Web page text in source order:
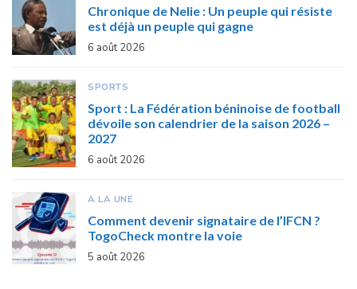
Chronique de Nelie : Un peuple qui résiste
est déjà un peuple qui gagne
6 août 2026
SPORTS
Sport : La Fédération béninoise de football
dévoile son calendrier de la saison 2026 –
2027
6 août 2026
A LA UNE
Comment devenir signataire de l’IFCN ?
TogoCheck montre la voie
5 août 2026